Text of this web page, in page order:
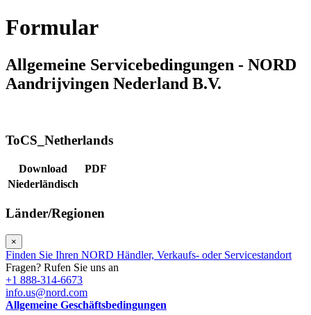
Formular
Allgemeine Servicebedingungen - NORD
Aandrijvingen Nederland B.V.
ToCS_Netherlands
Download
PDF
Niederländisch
Länder/Regionen
×
Finden Sie Ihren NORD Händler, Verkaufs- oder Servicestandort
Fragen? Rufen Sie uns an
+1 888-314-6673
info.us@nord.com
Allgemeine Geschäftsbedingungen